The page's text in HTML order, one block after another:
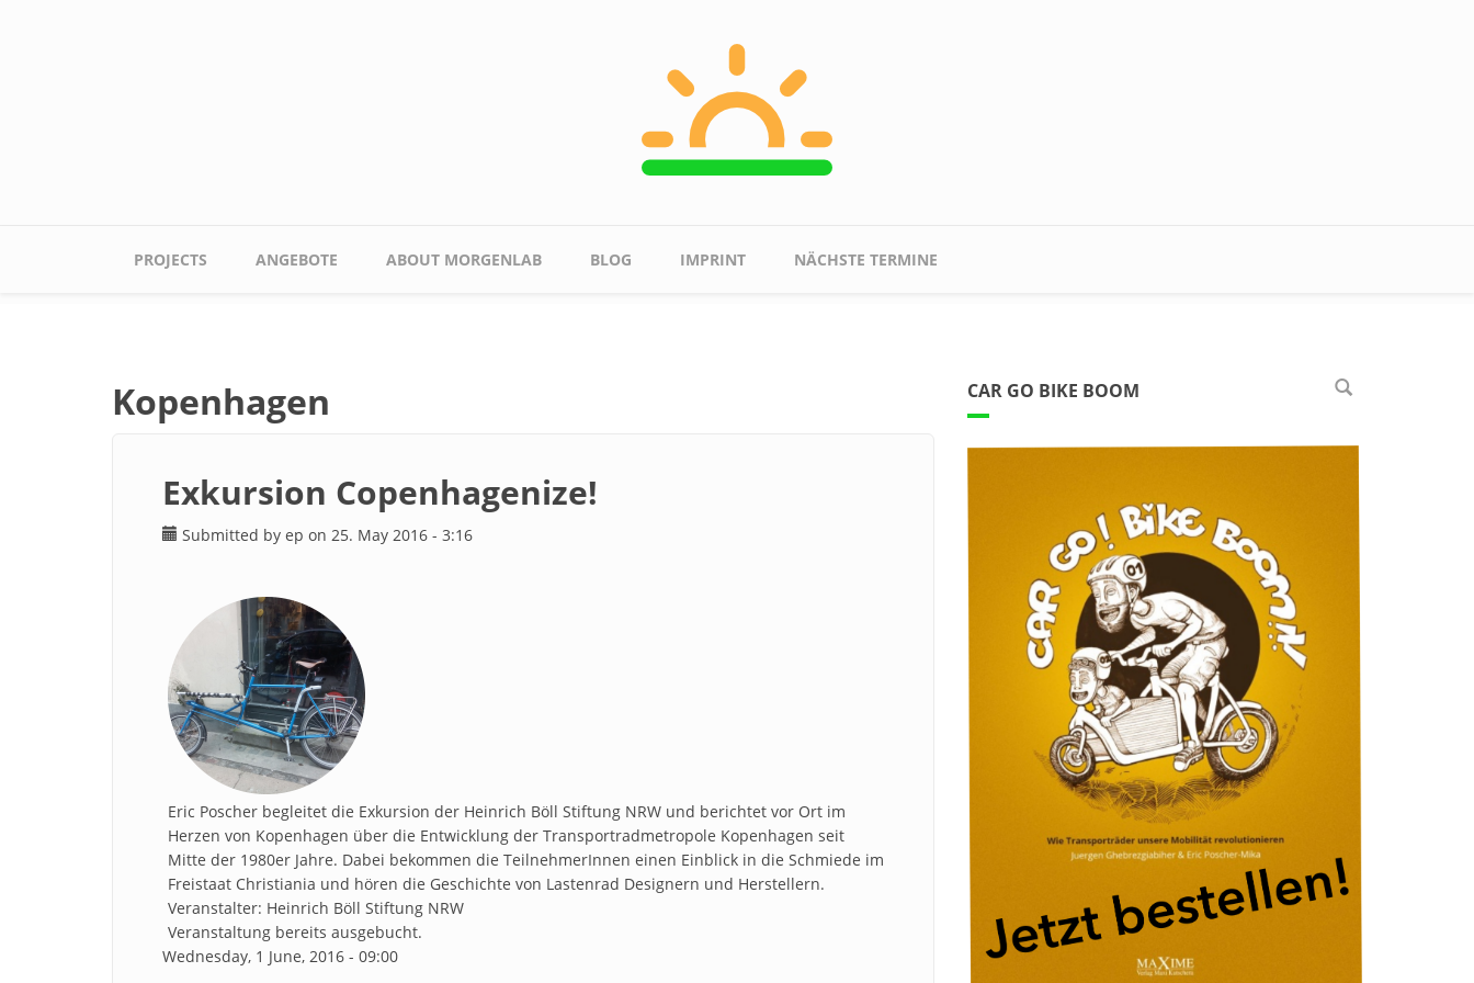
Main menu
PROJECTS ANGEBOTE ABOUT MORGENLAB BLOG IMPRINT NÄCHSTE TERMINE
Kopenhagen
Exkursion Copenhagenize!
Submitted by ep on 25. May 2016 - 3:16
Eric Poscher begleitet die Exkursion der Heinrich Böll Stiftung NRW und berichtet vor Ort im
Herzen von Kopenhagen über die Entwicklung der Transportradmetropole Kopenhagen seit
Mitte der 1980er Jahre. Dabei bekommen die TeilnehmerInnen einen Einblick in die Schmiede im
Freistaat Christiania und hören die Geschichte von Lastenrad Designern und Herstellern.
Veranstalter: Heinrich Böll Stiftung NRW
Veranstaltung bereits ausgebucht.
Wednesday, 1 June, 2016 - 09:00
CAR GO BIKE BOOM